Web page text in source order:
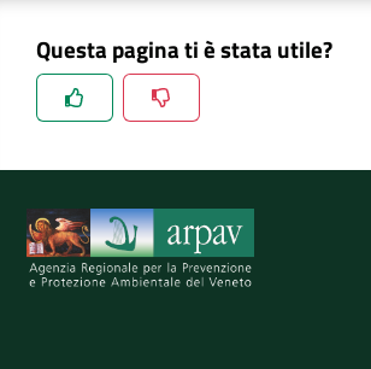
Questa pagina ti è stata utile?
Spiegaci perchè, e aiutaci a migliorare